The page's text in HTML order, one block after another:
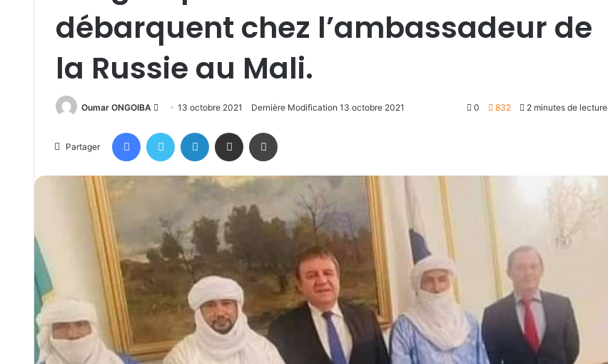
débarquent chez l’ambassadeur de
la Russie au Mali.
Oumar ONGOIBA
Send
email
13 octobre 2021 Dernière Modification 13 octobre 2021 0 832 2 minutes de lecture
Partager
FacebookTwitter Linkedin Partager par email